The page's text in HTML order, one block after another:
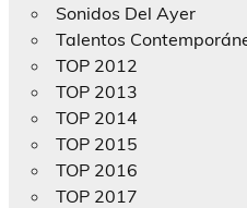
Sonidos Del Ayer
Talentos
TOP 2012
TOP 2013
TOP 2014
TOP 2015
TOP 2016
TOP 2017